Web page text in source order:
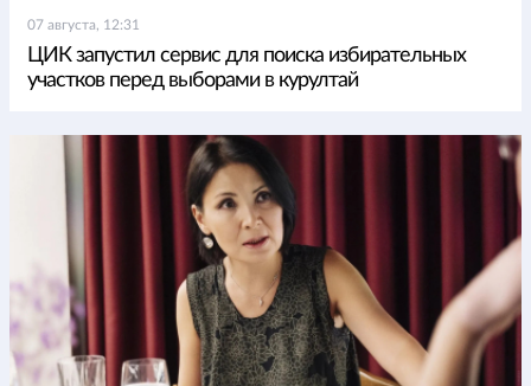
07 августа, 12:31
ЦИК запустил сервис для поиска избирательных
участков перед выборами в курултай